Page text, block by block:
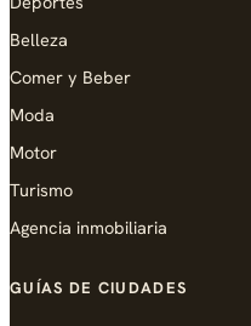
Belleza
Comer y Beber
Moda
Motor
Turismo
Agencia inmobiliaria
GUÍAS DE CIUDADES